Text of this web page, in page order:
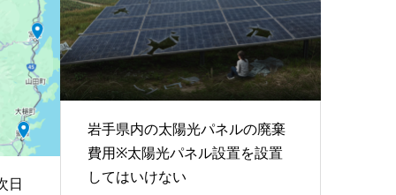
日
岩手県内の太陽光パネルの廃棄
費用※太陽光パネル設置を設置
してはいけない